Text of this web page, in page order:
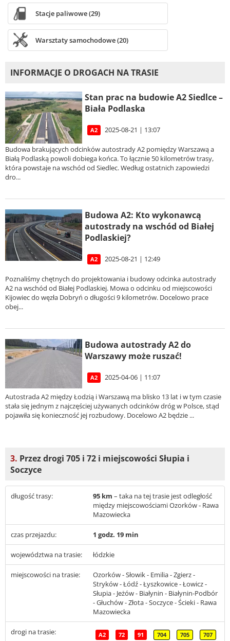
Stacje paliwowe (29)
Warsztaty samochodowe (20)
INFORMACJE O DROGACH NA TRASIE
Stan prac na budowie A2 Siedlce –
Biała Podlaska
A2 2025-08-21 | 13:07
Budowa brakujących odcinków autostrady A2 pomiędzy Warszawą a
Białą Podlaską powoli dobiega końca. To łącznie 50 kilometrów trasy,
która powstaje na wschód od Siedlec. Według ostatnich zapowiedzi
dro...
Budowa A2: Kto wykonawcą
autostrady na wschód od Białej
Podlaskiej?
A2 2025-08-21 | 12:49
Poznaliśmy chętnych do projektowania i budowy odcinka autostrady
A2 na wschód od Białej Podlaskiej. Mowa o odcinku od miejscowości
Kijowiec do węzła Dobryń o długości 9 kilometrów. Docelowo prace
obej...
Budowa autostrady A2 do
Warszawy może ruszać!
A2 2025-04-06 | 11:07
Autostrada A2 między Łodzią i Warszawą ma blisko 13 lat i w tym czasie
stała się jednym z najczęściej używanych odcinków dróg w Polsce, stąd
pojawiła się konieczność jej rozbudowy. Docelowo A2 będzie ...
3. Przez drogi 705 i 72 i miejscowości Słupia i
Soczyce
długość trasy: 95 km – taka na tej trasie jest odległość
między miejscowościami Ozorków - Rawa
Mazowiecka
czas przejazdu: 1 godz. 19 min
województwa na trasie: łódzkie
miejscowości na trasie:
Ozorków - Słowik - Emilia - Zgierz -
Stryków - Łódź - Łyszkowice - Łowicz -
Słupia - Jeżów - Białynin - Białynin-Podbór
- Głuchów - Złota - Soczyce - Ścieki - Rawa
Mazowiecka
drogi na trasie: A2 72 91 704 705 707